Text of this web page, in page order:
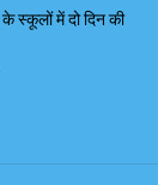
स्कूलों में दो दिन की